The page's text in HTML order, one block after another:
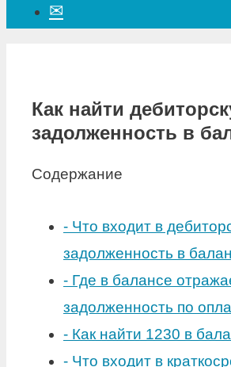
✉
Как найти
задолженность в
Содержание
- Что входит в
задолженность в
- Где в балансе
задолженность по
- Как найти 1230 в
- Что входит в